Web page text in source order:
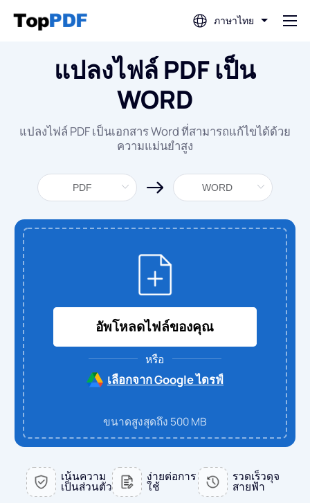
ภาษาไทย
แก้ไข PDF
แยกไฟล์ PDF
บีบอัด PDF
แปลงจาก PDF
แปลงไฟล์ PDF เป็น WORD
PDF เป็น EXCEL
PDF เป็น JPG
แปลงเป็น PDF
แปลง WORD เป็น PDF
JPG เป็น PDF
แปลงเป็น JPG
แปลง WORD เป็น JPG
PPT เป็น JPG
ติดต่อเรา
เข้าสู่ระบบ
แปลงไฟล์ PDF เป็น
WORD
แปลงไฟล์ PDF เป็นเอกสาร Word ที่สามารถแก้ไขได้ด้วย
ความแม่นยำสูง
อัพโหลดไฟล์ของคุณ
หรือ
เลือกจาก Google ไดรฟ์
ขนาดสูงสุดถึง 500 MB
เน้นความ
เป็นส่วนตัว
ง่ายต่อการ
ใช้
รวดเร็วดุจ
สายฟ้า